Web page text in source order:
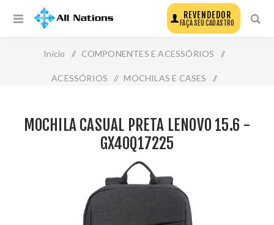
REVENDEDOR
FAÇA SEU CADASTRO
Início / COMPONENTES E ACESSÓRIOS /
ACESSÓRIOS / MOCHILAS E CASES /
MOCHILA CASUAL PRETA LENOVO 15.6 -
GX40Q17225